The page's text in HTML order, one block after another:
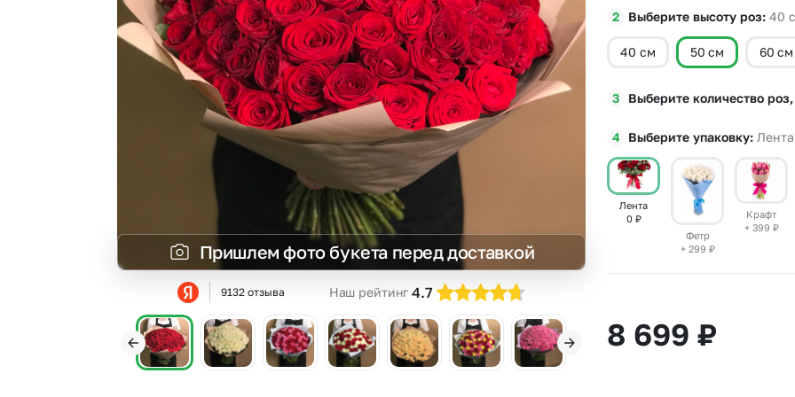
Гипсофила
Гортензии
Ирисы
Суккуленты
Тюльпаны
Фрезия
Эустома
Insta букеты
Хиты продаж
Все категории
Пришлем фото букета перед доставкой
9132 отзыва Наш рейтинг 4.7
Выберите высоту роз 40
40 см 50 см 60 см
Выберите количество
Выберите упаковку Лента
Лента
0 ₽
Фетр
+ 299 ₽
Крафт
+ 399 ₽
8 699 ₽